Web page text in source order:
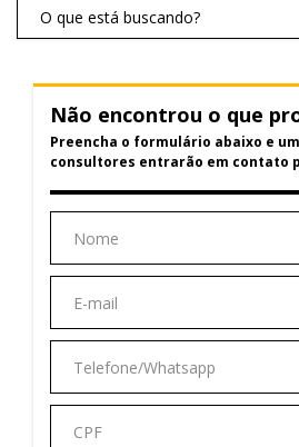
Não encontrou o que
Preencha o formulário abaixo e
consultores entrarão em contato